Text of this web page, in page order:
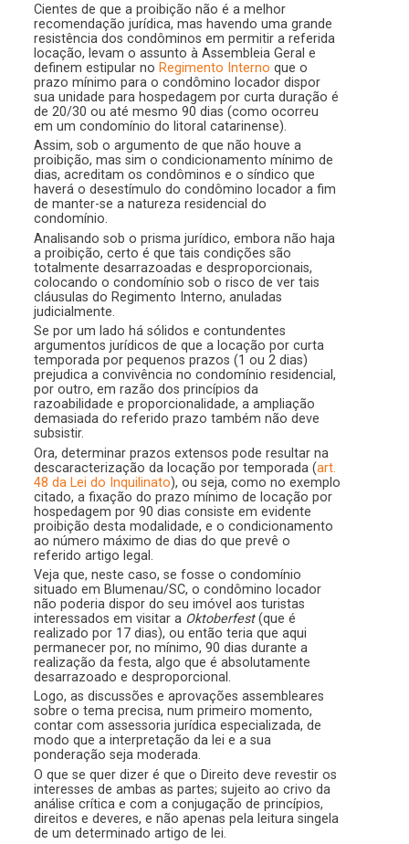
Cientes de que a proibição não é a melhor
recomendação jurídica, mas havendo uma grande
resistência dos condôminos em permitir a referida
locação, levam o assunto à Assembleia Geral e
definem estipular no Regimento Interno que o
prazo mínimo para o condômino locador dispor
sua unidade para hospedagem por curta duração é
de 20/30 ou até mesmo 90 dias (como ocorreu
em um condomínio do litoral catarinense).
Assim, sob o argumento de que não houve a
proibição, mas sim o condicionamento mínimo de
dias, acreditam os condôminos e o síndico que
haverá o desestímulo do condômino locador a fim
de manter-se a natureza residencial do
condomínio.
Analisando sob o prisma jurídico, embora não haja
a proibição, certo é que tais condições são
totalmente desarrazoadas e desproporcionais,
colocando o condomínio sob o risco de ver tais
cláusulas do Regimento Interno, anuladas
judicialmente.
Se por um lado há sólidos e contundentes
argumentos jurídicos de que a locação por curta
temporada por pequenos prazos (1 ou 2 dias)
prejudica a convivência no condomínio residencial,
por outro, em razão dos princípios da
razoabilidade e proporcionalidade, a ampliação
demasiada do referido prazo também não deve
subsistir.
Ora, determinar prazos extensos pode resultar na
descaracterização da locação por temporada (art.
48 da Lei do Inquilinato), ou seja, como no exemplo
citado, a fixação do prazo mínimo de locação por
hospedagem por 90 dias consiste em evidente
proibição desta modalidade, e o condicionamento
ao número máximo de dias do que prevê o
referido artigo legal.
Veja que, neste caso, se fosse o condomínio
situado em Blumenau/SC, o condômino locador
não poderia dispor do seu imóvel aos turistas
interessados em visitar a Oktoberfest(que é
realizado por 17 dias), ou então teria que aqui
permanecer por, no mínimo, 90 dias durante a
realização da festa, algo que é absolutamente
desarrazoado e desproporcional.
Logo, as discussões e aprovações assembleares
sobre o tema precisa, num primeiro momento,
contar com assessoria jurídica especializada, de
modo que a interpretação da lei e a sua
ponderação seja moderada.
O que se quer dizer é que o Direito deve revestir os
interesses de ambas as partes; sujeito ao crivo da
análise crítica e com a conjugação de princípios,
direitos e deveres, e não apenas pela leitura singela
de um determinado artigo de lei.